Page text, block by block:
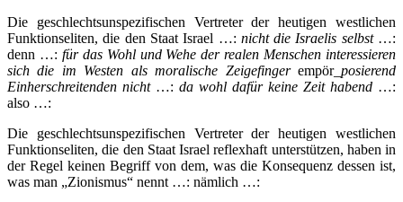
Die geschlechtsunspezifischen Vertreter der heutigen westlichen
Funktionseliten, die den Staat Israel …: nicht die Israelis selbst…:
denn …: für das Wohl und Wehe der realen Menschen interessieren
sich die im Westen als moralische Zeigefingerempör_posierend
Einherschreitenden nicht…: da wohl dafür keine Zeit habend …:
also …:
Die geschlechtsunspezifischen Vertreter der heutigen westlichen
Funktionseliten, die den Staat Israel reflexhaft unterstützen, haben in
der Regel keinen Begriff von dem, was die Konsequenz dessen ist,
was man „Zionismus“ nennt …: nämlich …: